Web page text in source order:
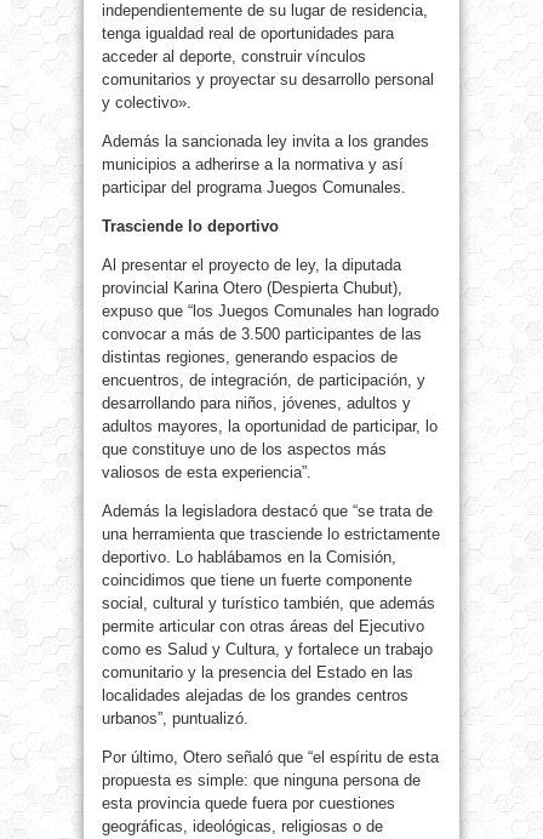
independientemente de su lugar de residencia,
tenga igualdad real de oportunidades para
acceder al deporte, construir vínculos
comunitarios y proyectar su desarrollo personal
y colectivo».
Además la sancionada ley invita a los grandes
municipios a adherirse a la normativa y así
participar del programa Juegos Comunales.
Trasciende lo deportivo
Al presentar el proyecto de ley, la diputada
provincial Karina Otero (Despierta Chubut),
expuso que “los Juegos Comunales han logrado
convocar a más de 3.500 participantes de las
distintas regiones, generando espacios de
encuentros, de integración, de participación, y
desarrollando para niños, jóvenes, adultos y
adultos mayores, la oportunidad de participar, lo
que constituye uno de los aspectos más
valiosos de esta experiencia”.
Además la legisladora destacó que “se trata de
una herramienta que trasciende lo estrictamente
deportivo. Lo hablábamos en la Comisión,
coincidimos que tiene un fuerte componente
social, cultural y turístico también, que además
permite articular con otras áreas del Ejecutivo
como es Salud y Cultura, y fortalece un trabajo
comunitario y la presencia del Estado en las
localidades alejadas de los grandes centros
urbanos”, puntualizó.
Por último, Otero señaló que “el espíritu de esta
propuesta es simple: que ninguna persona de
esta provincia quede fuera por cuestiones
geográficas, ideológicas, religiosas o de